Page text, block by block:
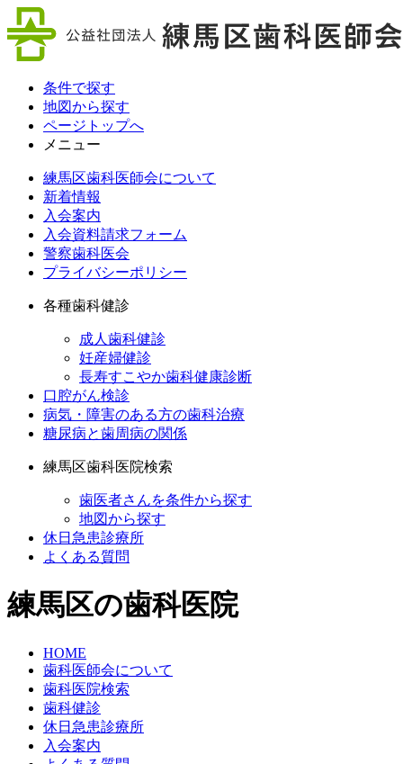
条件で探す
地図から探す
ページトップへ
メニュー
練馬区歯科医師会について
新着情報
入会案内
入会資料請求フォーム
警察歯科医会
プライバシーポリシー
各種歯科健診
成人歯科健診
妊産婦健診
長寿すこやか歯科健康診断
口腔がん検診
病気・障害のある方の歯科治療
糖尿病と歯周病の関係
練馬区歯科医院検索
歯医者さんを条件から探す
地図から探す
休日急患診療所
よくある質問
練馬区の歯科医院
HOME
歯科医師会について
歯科医院検索
歯科健診
休日急患診療所
入会案内